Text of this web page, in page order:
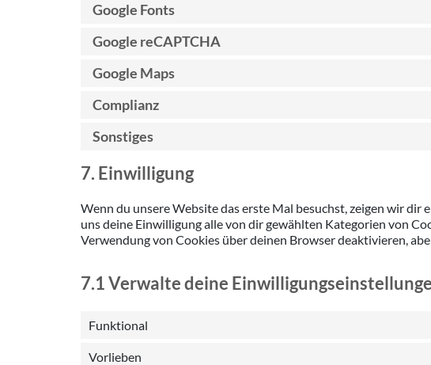
Google Fonts
Google reCAPTCHA
Google Maps
Complianz
Sonstiges
7. Einwilligung
Wenn du unsere Website das erste Mal besuchst, zeigen wir dir
uns deine Einwilligung alle von dir gewählten Kategorien von
Verwendung von Cookies über deinen Browser deaktivieren,
7.1 Verwalte deine
Funktional
Vorlieben